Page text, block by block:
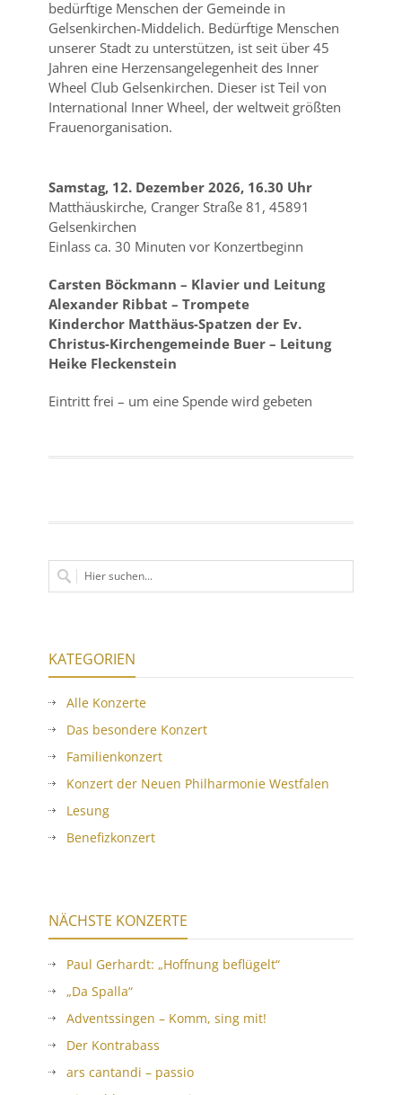
bedürftige Menschen der Gemeinde in
Gelsenkirchen-Middelich. Bedürftige Menschen
unserer Stadt zu unterstützen, ist seit über 45
Jahren eine Herzensangelegenheit des Inner
Wheel Club Gelsenkirchen. Dieser ist Teil von
International Inner Wheel, der weltweit größten
Frauenorganisation.
Samstag, 12. Dezember 2026, 16.30 Uhr
Matthäuskirche, Cranger Straße 81, 45891
Gelsenkirchen
Einlass ca. 30 Minuten vor Konzertbeginn
Carsten Böckmann – Klavier und Leitung
Alexander Ribbat – Trompete
Kinderchor Matthäus-Spatzen der Ev.
Christus-Kirchengemeinde Buer – Leitung
Heike Fleckenstein
Eintritt frei – um eine Spende wird gebeten
KATEGORIEN
Alle Konzerte
Das besondere Konzert
Familienkonzert
Konzert der Neuen Philharmonie Westfalen
Lesung
Benefizkonzert
NÄCHSTE KONZERTE
Paul Gerhardt: „Hoffnung beflügelt“
„Da Spalla“
Adventssingen – Komm, sing mit!
Der Kontrabass
ars cantandi – passio